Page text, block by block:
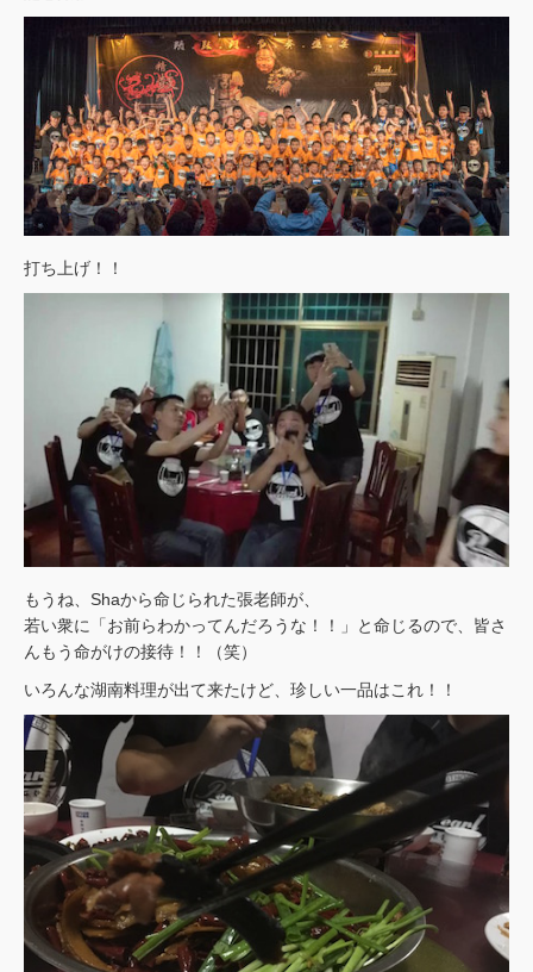
打ち上げ！！
もうね、Shaから命じられた張老師が、
若い衆に「お前らわかってんだろうな！！」と命じるので、皆さ
んもう命がけの接待！！（笑）
いろんな湖南料理が出て来たけど、珍しい一品はこれ！！